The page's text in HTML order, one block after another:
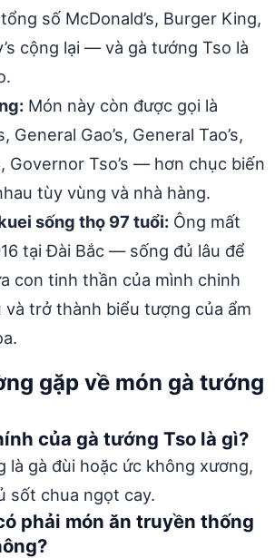
số McDonald’s, Burger King,
cộng lại — và gà tướng Tso là
Món này còn được gọi là
General Gao’s, General Tao’s,
Governor Tso’s — hơn chục biến
tùy vùng và nhà hàng.
sống thọ 97 tuổi: Ông mất
tại Đài Bắc — sống đủ lâu để
con tinh thần của mình chinh
và trở thành biểu tượng của ẩm
gặp về món gà tướng
của gà tướng Tso là gì?
gà đùi hoặc ức không xương,
sốt chua ngọt cay.
phải món ăn truyền thống